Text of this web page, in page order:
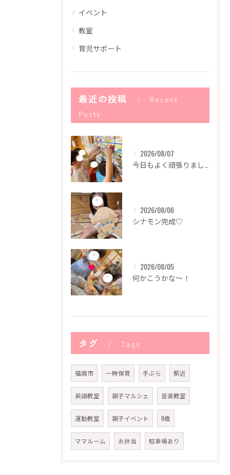
イベント
教室
育児サポート
最近の投稿
Recent
Posts
2026/08/07
2026/08/06
シナモン完成♡
2026/08/05
何かこうかな〜！
タグ Tags
福岡市 一時保育 手ぶら 駅近
英語教室 親子マルシェ 音楽教室
運動教室 親子イベント 0歳
ママルーム お弁当 駐車場あり